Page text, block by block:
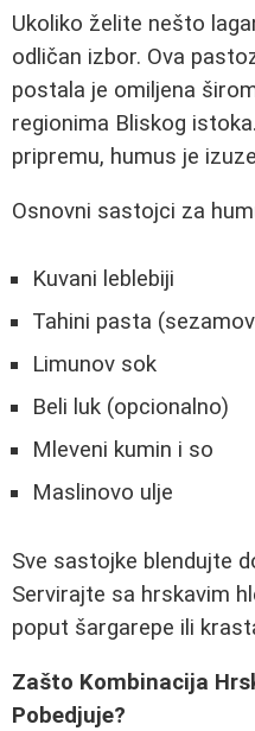
Ukoliko želite nešto
odličan izbor. Ova
postala je omiljena
regionima Bliskog
pripremu, humus je
Osnovni sastojci za
Kuvani leblebiji
Tahini pasta
Limunov sok
Beli luk (opcionalno)
Mleveni kumin i so
Maslinovo ulje
Sve sastojke blendujte
Servirajte sa hrskavim
poput šargarepe ili
Zašto Kombinacija
Pobedjuje?